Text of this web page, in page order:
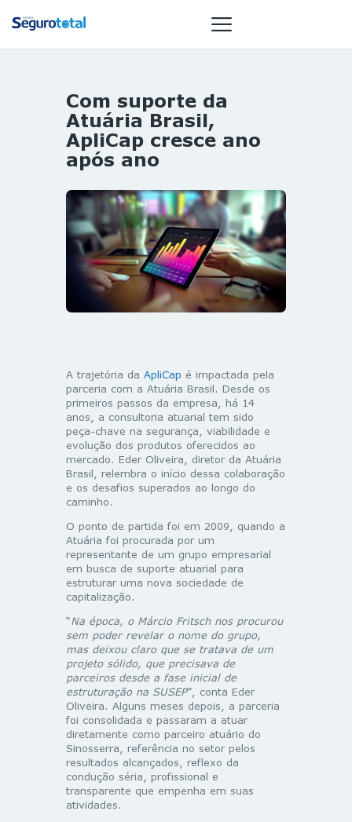
NOTÍCIAS
REVISTA
ESPECIAIS
OURO
ST SUMMIT
MULHERES
GESTORAS
HOMEST
HOME
Com suporte da
Atuária Brasil,
ApliCap cresce ano
após ano
A trajetória da ApliCap é impactada pela
parceria com a Atuária Brasil. Desde os
primeiros passos da empresa, há 14
anos, a consultoria atuarial tem sido
peça-chave na segurança, viabilidade e
evolução dos produtos oferecidos ao
mercado. Eder Oliveira, diretor da Atuária
Brasil, relembra o início dessa colaboração
e os desafios superados ao longo do
caminho.
O ponto de partida foi em 2009, quando a
Atuária foi procurada por um
representante de um grupo empresarial
em busca de suporte atuarial para
estruturar uma nova sociedade de
capitalização.
“Na época, o Márcio Fritsch nos procurou
sem poder revelar o nome do grupo,
mas deixou claro que se tratava de um
projeto sólido, que precisava de
parceiros desde a fase inicial de
estruturação na SUSEP”, conta Eder
Oliveira. Alguns meses depois, a parceria
foi consolidada e passaram a atuar
diretamente como parceiro atuário do
Sinosserra, referência no setor pelos
resultados alcançados, reflexo da
condução séria, profissional e
transparente que empenha em suas
atividades.